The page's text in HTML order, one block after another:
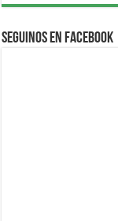
Seguinos en Facebook